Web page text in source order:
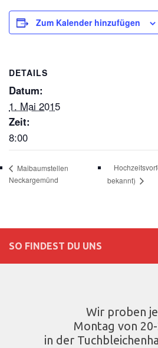
Zum Kalender hinzufügen
DETAILS
Datum:
1. Mai 2015
Zeit:
8:00
Maibaumstellen
Neckargemünd
bekannt)
SO FINDEST DU UNS
Wir proben
Montag von
in der